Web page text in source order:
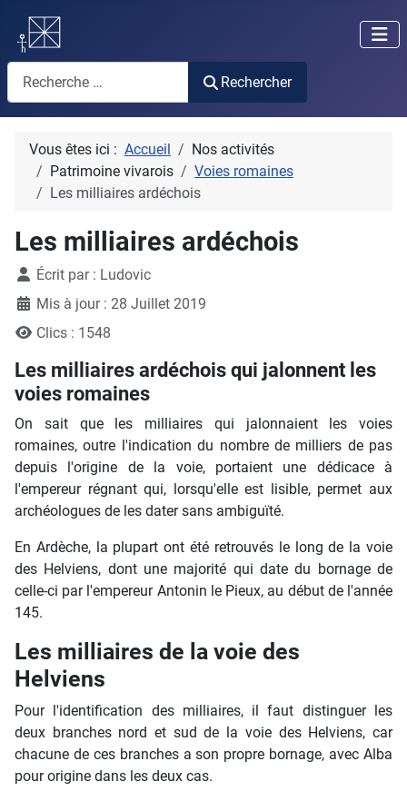
Rechercher
Rechercher
Vous êtes ici : Accueil
Nos activités
Patrimoine vivarois
Voies romaines
Les milliaires ardéchois
Les milliaires ardéchois
DétailsÉcrit par : Ludovic
Mis à jour : 28 Juillet 2019
Clics : 1548
Les milliaires ardéchois qui jalonnent les
voies romaines
On sait que les milliaires qui jalonnaient les voies
romaines, outre l'indication du nombre de milliers de pas
depuis l'origine de la voie, portaient une dédicace à
l'empereur régnant qui, lorsqu'elle est lisible, permet aux
archéologues de les dater sans ambiguïté.
En Ardèche, la plupart ont été retrouvés le long de la voie
des Helviens, dont une majorité qui date du bornage de
celle-ci par l'empereur Antonin le Pieux, au début de l'année
145.
Les milliaires de la voie des
Helviens
Pour l'identification des milliaires, il faut distinguer les
deux branches nord et sud de la voie des Helviens, car
chacune de ces branches a son propre bornage, avec Alba
pour origine dans les deux cas.